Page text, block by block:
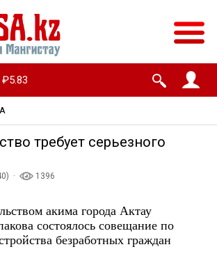
₽5.83
требует серьезного
·
1396
акима города Актау
состоялось совещание по
безработных граждан